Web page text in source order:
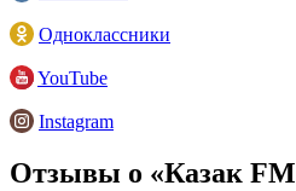
Одноклассники
YouTube
Instagram
Отзывы о «Казак